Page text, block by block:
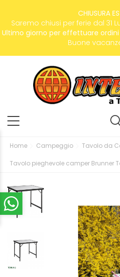
CHIUSURA
Saremo chiusi per ferie dal 31
Ultimo giorno per effettuare
Buone
Home Campeggio Tavolo da
Tavolo pieghevole camper Brunner